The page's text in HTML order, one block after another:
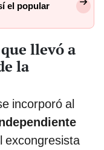
el popular
llevó a
la
incorporó al
excongresista